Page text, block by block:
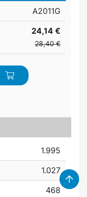
A2011G
24,14 €
28,40 €
1.995
1.027
468